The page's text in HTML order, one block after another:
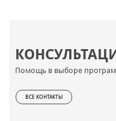
Помощь в выборе
ВСЕ КОНТАКТЫ